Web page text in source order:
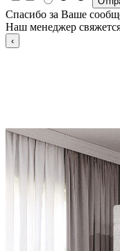
Спасибо за Ваше
Наш менеджер